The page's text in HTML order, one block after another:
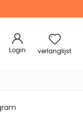
Login verlanglijst